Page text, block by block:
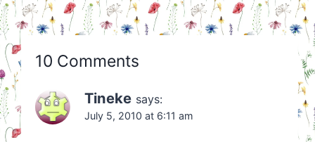
10 Comments
Tineke says:
July 5, 2010 at 6:11 am